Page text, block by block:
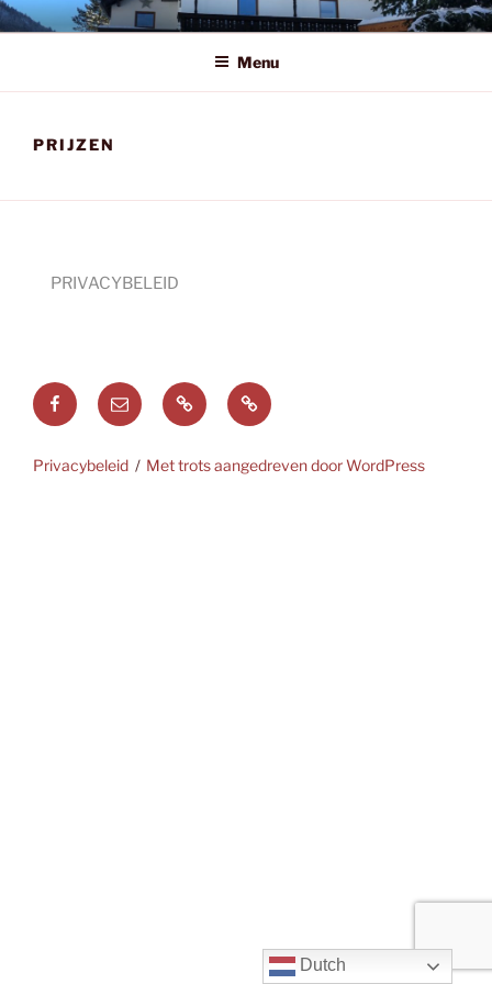
Spring
naar
inhoud
HOLZERECK
Menu
PRIJZEN
PRIVACYBELEID
Facebook
E-
mail
DeutschEnglish
Privacybeleid Met trots aangedreven door WordPress
Dutch